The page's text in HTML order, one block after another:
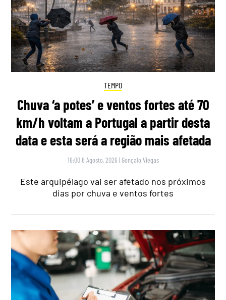
TEMPO
Chuva ‘a potes’ e ventos fortes até 70
km/h voltam a Portugal a partir desta
data e esta será a região mais afetada
16:00 8 Agosto, 2026 | Gonçalo Viegas
Este arquipélago vai ser afetado nos próximos
dias por chuva e ventos fortes